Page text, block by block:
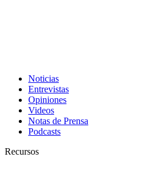
Noticias
Entrevistas
Opiniones
Videos
Notas de Prensa
Podcasts
Recursos